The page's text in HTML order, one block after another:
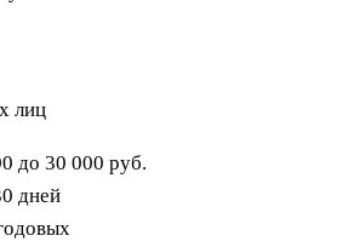
лиц
до 30 000 руб.
дней